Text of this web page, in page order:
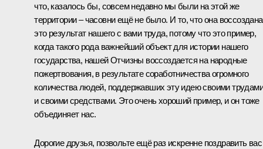
что, казалось бы, совсем недавно мы были на этой же
территории – часовни ещё не было. И то, что она
это результат нашего с вами труда, потому что это пример,
когда такого рода важнейший объект для истории нашего
государства, нашей Отчизны воссоздается на народные
пожертвования, в результате соработничества огромного
количества людей, поддержавших эту идею своими трудами
и своими средствами. Это очень хороший пример, и он тоже
объединяет нас.
Дорогие друзья, позвольте ещё раз искренне поздравить вас